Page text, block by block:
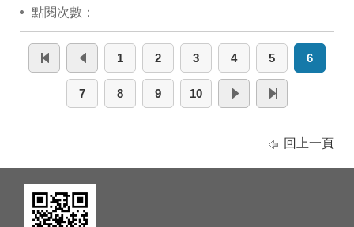
點閱次數：
1 2 3 4 5 6
7 8 9 10
回上一頁